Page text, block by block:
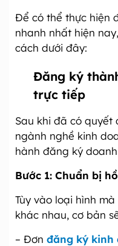
Để có thể thực hiện
nhanh nhất hiện
cách dưới đây:
Đăng ký
trực tiếp
Sau khi đã có quyết
ngành nghề kinh
hành đăng ký
Bước 1: Chuẩn bị
Tùy vào loại hình
khác nhau, cơ bản
– Đơn đăng ký kinh